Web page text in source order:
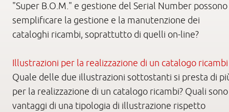
"Super B.O.M." e gestione del Serial Number possono
semplificare la gestione e la manutenzione dei
cataloghi ricambi, soprattutto di quelli on-line?
Illustrazioni per la realizzazione di un catalogo ricambi
Quale delle due illustrazioni sottostanti si presta di
per la realizzazione di un catalogo ricambi? Quali
vantaggi di una tipologia di illustrazione rispetto